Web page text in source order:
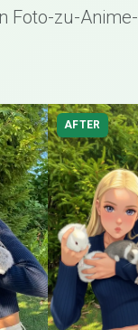
Foto-zu-Anime-
AFTER